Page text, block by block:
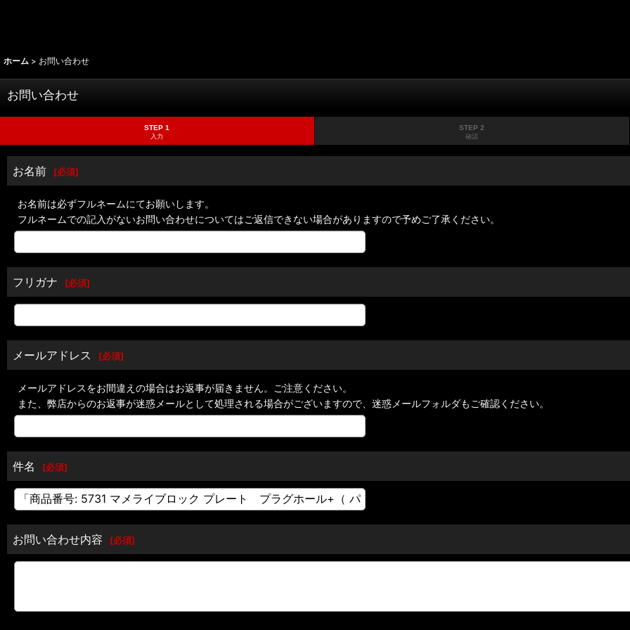
ホーム > お問い合わせ
お問い合わせ
STEP 1
入力
STEP 2
確認
お名前 [必須]
お名前は必ずフルネームにてお願いします。
フルネームでの記入がないお問い合わせについてはご返信できない場合がありますので予めご了承ください。
フリガナ [必須]
メールアドレス [必須]
メールアドレスをお間違えの場合はお返事が届きません。ご注意ください。
また、弊店からのお返事が迷惑メールとして処理される場合がございますので、迷惑メールフォルダもご確認ください。
件名 [必須]
お問い合わせ内容 [必須]